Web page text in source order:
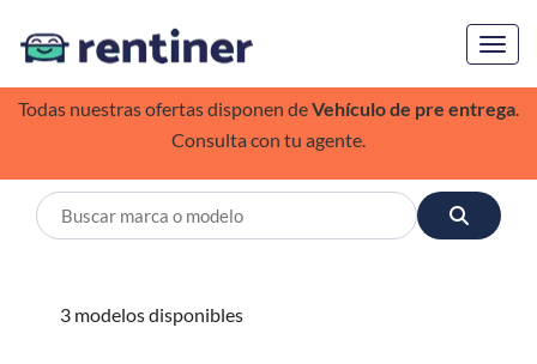
Todas nuestras ofertas disponen deVehículo de pre entrega.
Consulta con tu agente.
3 modelos disponibles